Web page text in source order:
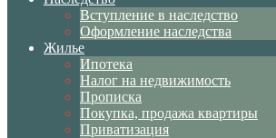
Вступление в наследство
Оформление наследства
Жилье
Ипотека
Налог на недвижимость
Прописка
Покупка, продажа квартиры
Приватизация